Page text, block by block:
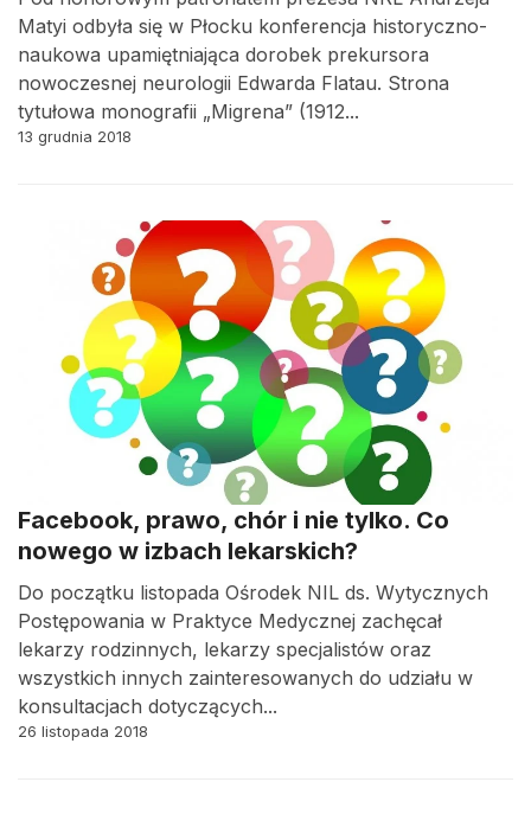
Matyi odbyła się w Płocku konferencja historyczno-
naukowa upamiętniająca dorobek prekursora
nowoczesnej neurologii Edwarda Flatau. Strona
tytułowa monografii „Migrena” (1912...
13 grudnia 2018
Facebook, prawo, chór i nie tylko. Co
nowego w izbach lekarskich?
Do początku listopada Ośrodek NIL ds. Wytycznych
Postępowania w Praktyce Medycznej zachęcał
lekarzy rodzinnych, lekarzy specjalistów oraz
wszystkich innych zainteresowanych do udziału w
konsultacjach dotyczących...
26 listopada 2018